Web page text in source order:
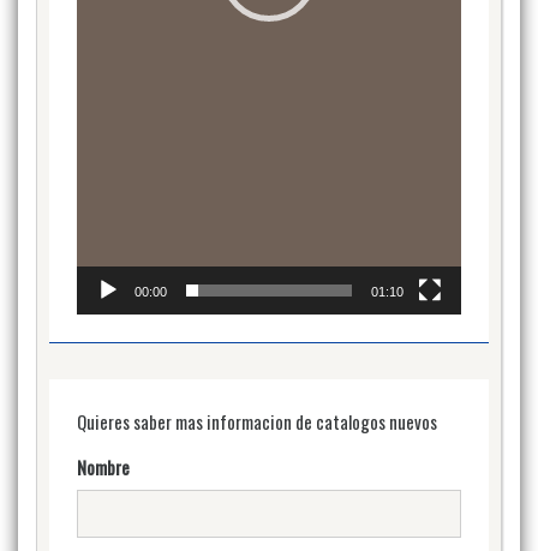
00:00 01:10
Quieres saber mas informacion de catalogos nuevos
Nombre